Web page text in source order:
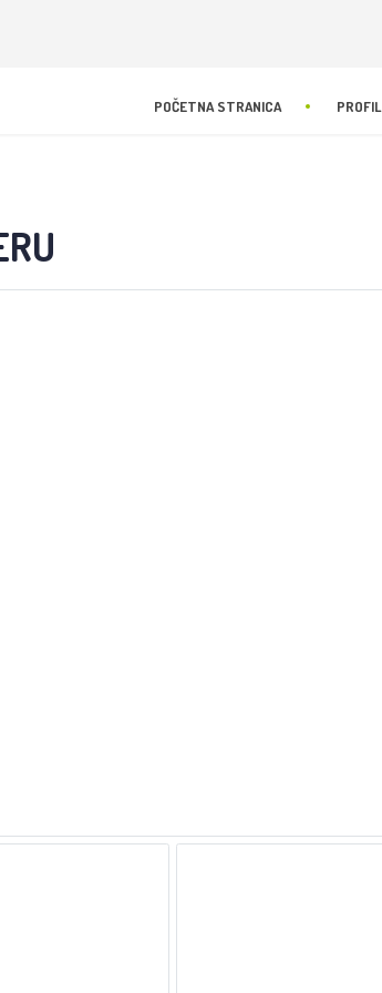
POČETNA STRANICA PROFIL